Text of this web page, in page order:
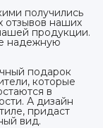
получились
отзывов наших
продукции.
надежную
подарок
которые
в
А дизайн
придаст
вид.